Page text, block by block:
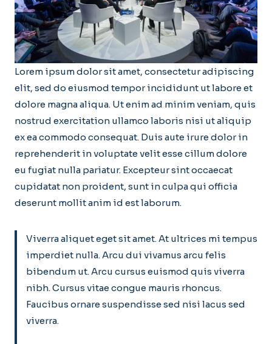
Lorem ipsum dolor sit amet, consectetur adipiscing
elit, sed do eiusmod tempor incididunt ut labore et
dolore magna aliqua. Ut enim ad minim veniam, quis
nostrud exercitation ullamco laboris nisi ut aliquip
ex ea commodo consequat. Duis aute irure dolor in
reprehenderit in voluptate velit esse cillum dolore
eu fugiat nulla pariatur. Excepteur sint occaecat
cupidatat non proident, sunt in culpa qui officia
deserunt mollit anim id est laborum.
Viverra aliquet eget sit amet. At ultrices mi tempus
imperdiet nulla. Arcu dui vivamus arcu felis
bibendum ut. Arcu cursus euismod quis viverra
nibh. Cursus vitae congue mauris rhoncus.
Faucibus ornare suspendisse sed nisi lacus sed
viverra.